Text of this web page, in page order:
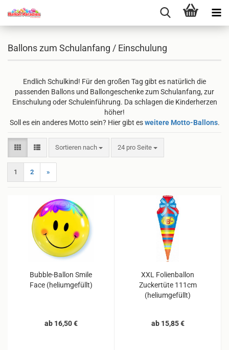
Ballons zum Schulanfang / Einschulung
Endlich Schulkind! Für den großen Tag gibt es natürlich die
passenden Ballons und Ballongeschenke zum Schulanfang, zur
Einschulung oder Schuleinführung. Da schlagen die Kinderherzen
höher!
Soll es ein anderes Motto sein? Hier gibt esweitere Motto-Ballons.
Sortieren nach
Sortieren nach 24 pro Seite
pro Seite
1 2 »
Bubble-Ballon Smile
Face (heliumgefüllt)
ab 16,50 €
XXL Folienballon
Zuckertüte 111cm
(heliumgefüllt)
ab 15,85 €